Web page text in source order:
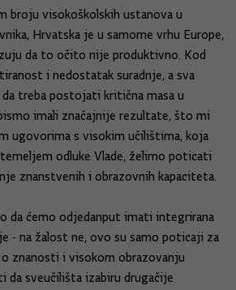
broju visokoškolskih ustanova u
Hrvatska je u samome vrhu Europe,
da to očito nije produktivno. Kod
i nedostatak suradnje, a sva
treba postojati kritična masa u
imali značajnije rezultate, što mi
ugovorima s visokim učilištima, koja
odluke Vlade, želimo poticati
znanstvenih i obrazovnih kapaciteta.
da ćemo odjedanput imati integrirana
- na žalost ne, ovo su samo poticaji za
znanosti i visokom obrazovanju
da sveučilišta izabiru drugačije